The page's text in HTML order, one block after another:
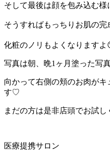
そして最後は顔を包み込む様
そうすればもっちりお肌の完
化粧のノリもよくなりますよ
写真は朝、晩1ヶ月塗った写真
向かって右側の頬のお肉がキ
す♡
まだの方は是非店頭でお試
医療提携サロン